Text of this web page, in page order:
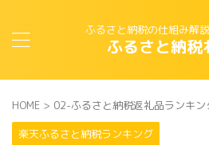
ふるさと納税の仕組み解
ふるさと納税
HOME > 02-ふるさと納税返礼品ランキン
楽天ふるさと納税ランキング